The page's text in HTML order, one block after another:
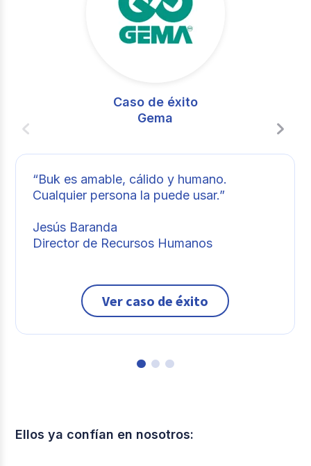
Caso de éxito
Gema
“Buk es amable, cálido y humano.
Cualquier persona la puede usar.”
Jesús Baranda
Director de Recursos Humanos
Ver caso de éxito
Ellos ya confían en nosotros: